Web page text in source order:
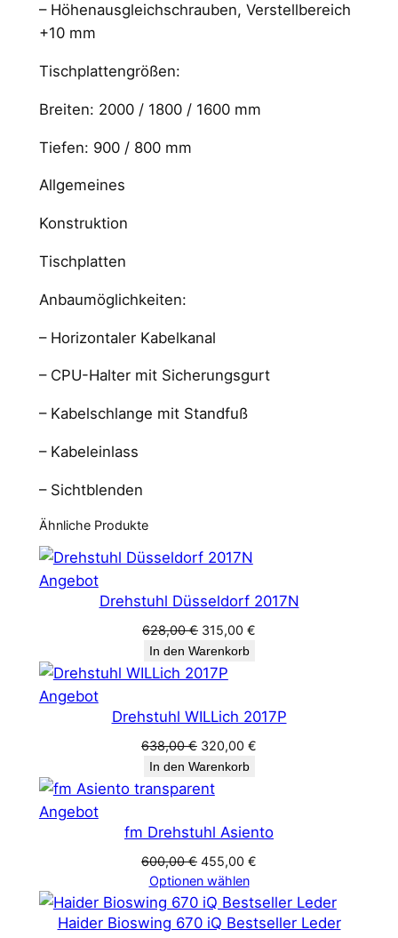
– Höhenausgleichschrauben, Verstellbereich
+10 mm
Tischplattengrößen:
Breiten: 2000 / 1800 / 1600 mm
Tiefen: 900 / 800 mm
Allgemeines
Konstruktion
Tischplatten
Anbaumöglichkeiten:
– Horizontaler Kabelkanal
– CPU-Halter mit Sicherungsgurt
– Kabelschlange mit Standfuß
– Kabeleinlass
– Sichtblenden
Ähnliche Produkte
AngebotProdukt
im
Angebot
Drehstuhl Düsseldorf 2017N
628,00€ Ursprünglicher
Preis
war:
315,00 €
In den Warenkorb
AngebotProdukt
im
Angebot
Drehstuhl WILLich 2017P
638,00€ Ursprünglicher
Preis
war:
320,00 €
In den Warenkorb
AngebotProdukt
Angebot
fm Drehstuhl Asiento
600,00€ Ursprünglicher
Preis
war:
600,00 €
455,00 €
ist:
455,00 €.
Optionen wählen
Haider Bioswing 670 iQ Bestseller Leder